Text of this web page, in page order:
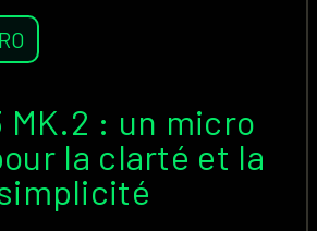
MK.2 : un micro
la clarté et la